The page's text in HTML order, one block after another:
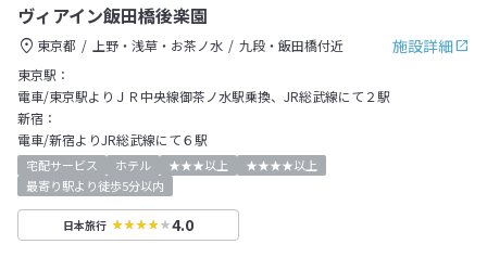
ヴィアイン飯田橋後楽園
施設詳細
東京都 上野・浅草・お茶ノ水
九段・飯田橋付近
東京駅：
電車/東京駅よりＪＲ中央線御茶ノ水駅乗換、JR総武線にて２駅
新宿：
電車/新宿よりJR総武線にて６駅
宅配サービス ホテル ★★★以上
★★★★以上
最寄り駅より徒歩5分以内
日本旅行 4.0